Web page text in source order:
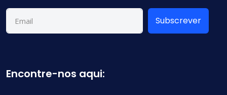
Subscrever
Encontre-nos aqui: